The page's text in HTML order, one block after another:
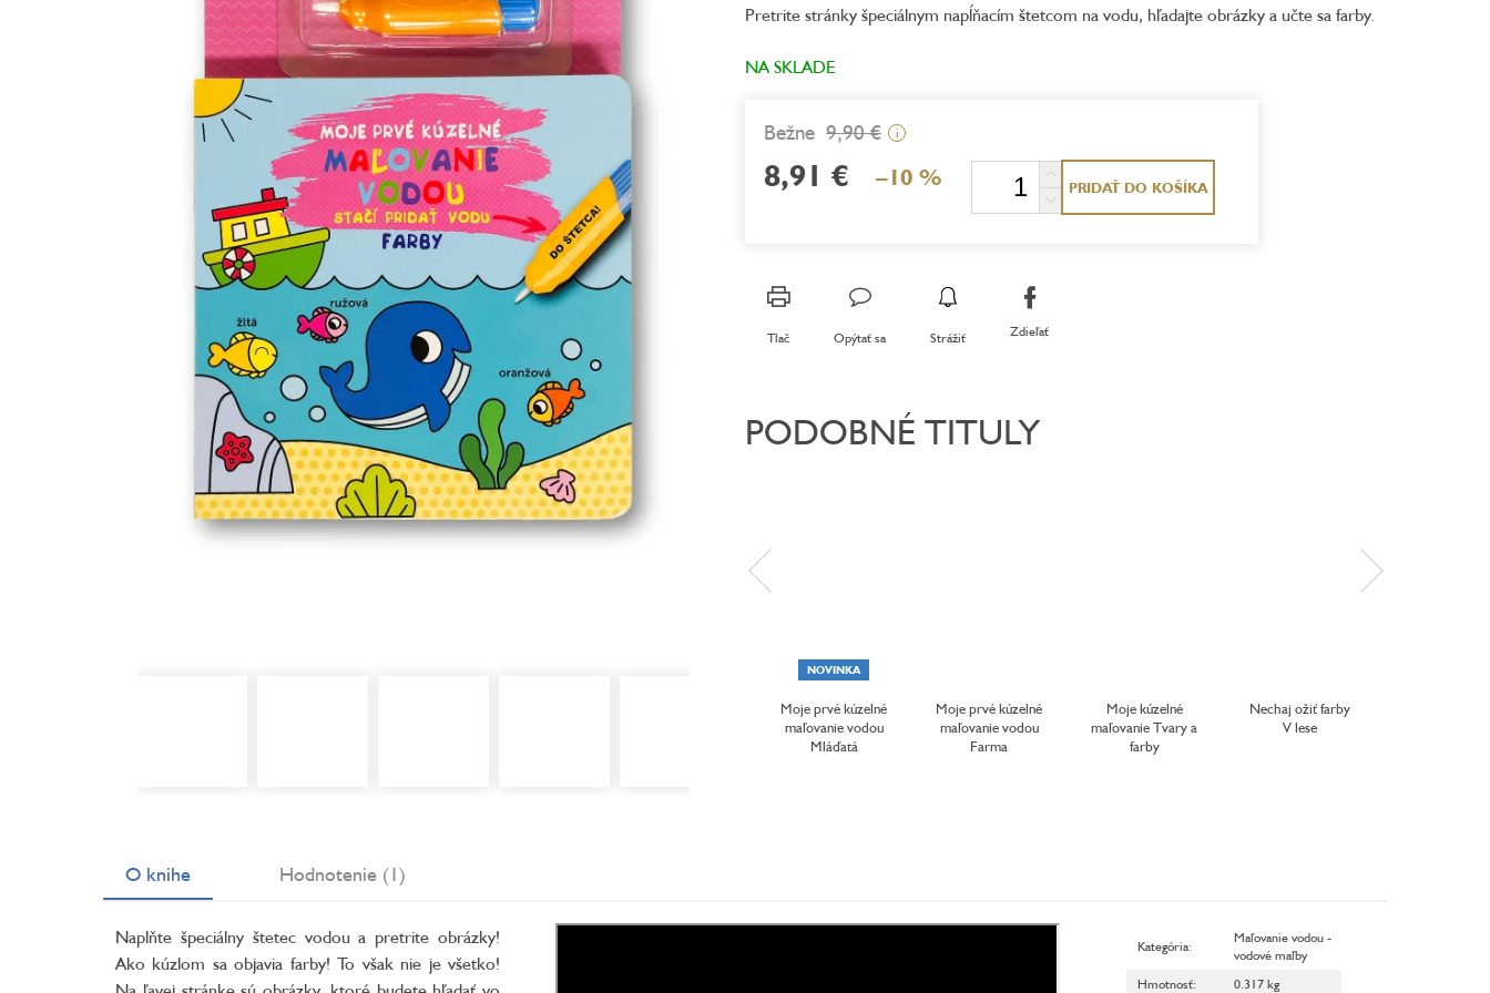
Aktivity / Samolepky
Rozprávky a príbehy
Lacné knihy
je
z
Pretrite stránky špeciálnym napĺňacím štetcom na vodu, hľadajte obrázky a učte sa farby.
NA SKLADE
9,90 € i
8,91 € –10 % PRIDAŤ DO KOŠÍKA
Tlač Opýtať sa Strážiť Zdieľať
PODOBNÉ TITULY
NOVINKA
Moje prvé kúzelné
maľovanie vodou
Mláďatá
Moje prvé kúzelné
maľovanie vodou
Farma
Moje kúzelné
maľovanie Tvary a
farby
Nechaj ožiť farby
V lese
O knihe Hodnotenie (1)
Naplňte špeciálny štetec vodou a pretrite obrázky!
Ako kúzlom sa objavia farby! To však nie je všetko!
Kategória:
Maľovanie vodou -
vodové maľby
Hmotnosť: 0.317 kg